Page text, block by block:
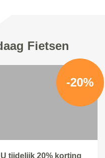
Fietsen
-20%
tijdelijk 20% korting